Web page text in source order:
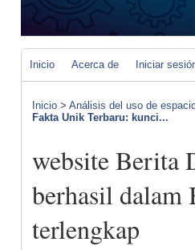
Inicio Acerca de Iniciar
Inicio > Análisis del uso de
Fakta Unik Terbaru: kunci...
website Berita
berhasil dalam
terlengkap